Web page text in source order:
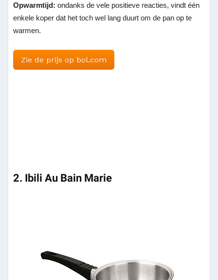
Opwarmtijd:ondanks de vele positieve reacties, vindt één
enkele koper dat het toch wel lang duurt om de pan op te
warmen.
Zie de prijs op bol.com
2. Ibili Au Bain Marie